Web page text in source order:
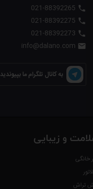




به کانال تلگرام ما بپیوندید
و زیبایی
خانگی
تراش